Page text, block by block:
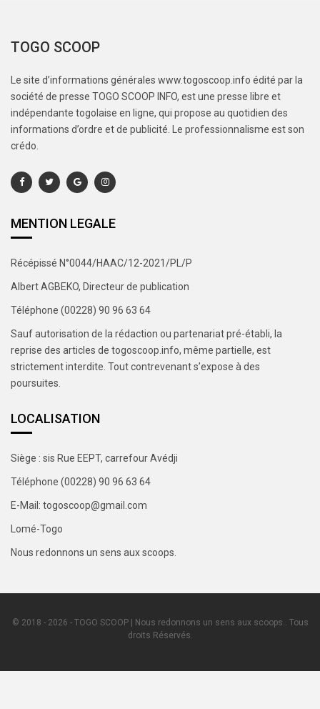
TOGO SCOOP
Le site d’informations générales www.togoscoop.info édité par la
société de presse TOGO SCOOP INFO, est une presse libre et
indépendante togolaise en ligne, qui propose au quotidien des
informations d’ordre et de publicité. Le professionnalisme est son
crédo.
MENTION LEGALE
Récépissé N°0044/HAAC/12-2021/PL/P
Albert AGBEKO, Directeur de publication
Téléphone (00228) 90 96 63 64
Sauf autorisation de la rédaction ou partenariat pré-établi, la
reprise des articles de togoscoop.info, même partielle, est
strictement interdite. Tout contrevenant s’expose à des
poursuites.
LOCALISATION
Siège : sis Rue EEPT, carrefour Avédji
Téléphone (00228) 90 96 63 64
E-Mail: togoscoop@gmail.com
Lomé-Togo
Nous redonnons un sens aux scoops.
© 2018 - 2026 - TOGO SCOOP | Nous redonnons un sens aux scoops.. Tous
droits Réservés.